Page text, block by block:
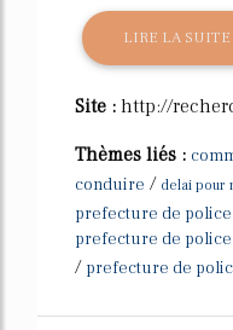
LIRE LA SUITE
Site : http://
Thèmes liés :
conduire / delai pour
prefecture de
prefecture de
/ prefecture de